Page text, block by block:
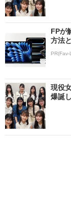
FPが
方法
PR(Fav-
現役
爆誕